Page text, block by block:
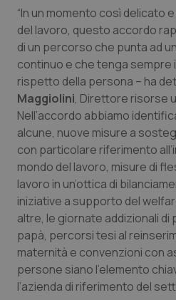
Liguria
Lombardia
Marche
Molise
Piemonte
Provincia Autonoma
Provincia Autonoma
Puglia
Disturbi dell’umore
Dolore
Donna & Salute
Epatiti
HIV
Infezioni & Febbre
Ipertensione &
Malattie rare
“In un momento così delicato
del lavoro, questo accordo
di un percorso che punta ad
continuo e che tenga sempre
rispetto della persona – ha
Maggiolini, Direttore risorse
Nell’accordo abbiamo
alcune, nuove misure a
con particolare riferimento
mondo del lavoro, misure di
lavoro in un’ottica di
iniziative a supporto del
altre, le giornate addizionali
papà, percorsi tesi al
maternità e convenzioni con
persone siano l’elemento
l’azienda di riferimento del